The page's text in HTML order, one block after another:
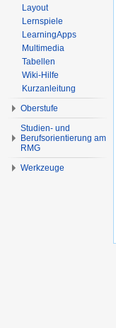
Layout
Lernspiele
LearningApps
Multimedia
Tabellen
Wiki-Hilfe
Kurzanleitung
Oberstufe
Studien- und
Berufsorientierung am
RMG
Werkzeuge